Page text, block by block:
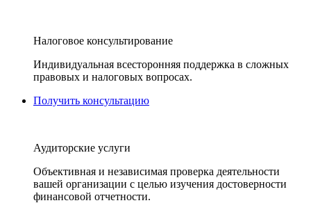
Налоговое консультирование
Индивидуальная всесторонняя поддержка в сложных
правовых и налоговых вопросах.
Получить консультацию
Аудиторские услуги
Объективная и независимая проверка деятельности
вашей организации с целью изучения достоверности
финансовой отчетности.